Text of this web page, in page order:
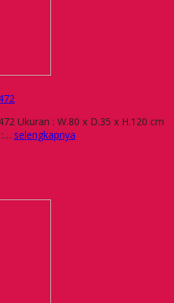
Ukuran : W.80 x D.35 x H.120 cm
selengkapnya